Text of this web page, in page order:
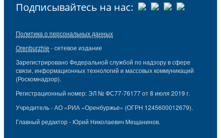
Подписывайтесь на нас:
Политика о персональных данных
Orenburzhie - сетевое издание
Зарегистрировано Федеральной службой по надзору в сфере
связи, информационных технологий и массовых коммуникаций
(Роскомнадзор).
Регистрационный номер: ЭЛ № ФС77-76177 от 8 июля 2019 г.
Учредитель - АО «РИА «Оренбуржье» (ОГРН 1245600012679).
Главный редактор - Юрий Николаевич Мещанинов.